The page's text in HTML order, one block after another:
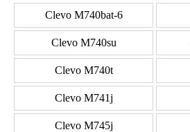
Clevo M740bat-6
Clevo M740su
Clevo M740t
Clevo M741j
Clevo M745j